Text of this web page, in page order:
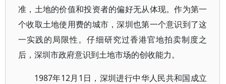
准，土地的价值和投资者的偏好无从体现。作为第一
个收取土地使用费的城市，深圳也第一个意识到了这
一实践的局限性。仔细研究过香港官地拍卖制度之
后，深圳市政府意识到土地市场的创收能力。
1987年12月1日，深圳进行中华人民共和国成立